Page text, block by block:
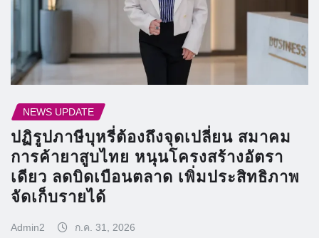
NEWS UPDATE
ปฏิรูปภาษีบุหรี่ต้องถึงจุดเปลี่ยน สมาคม
การค้ายาสูบไทย หนุนโครงสร้างอัตรา
เดียว ลดบิดเบือนตลาด เพิ่มประสิทธิภาพ
จัดเก็บรายได้
Admin2 ก.ค. 31, 2026